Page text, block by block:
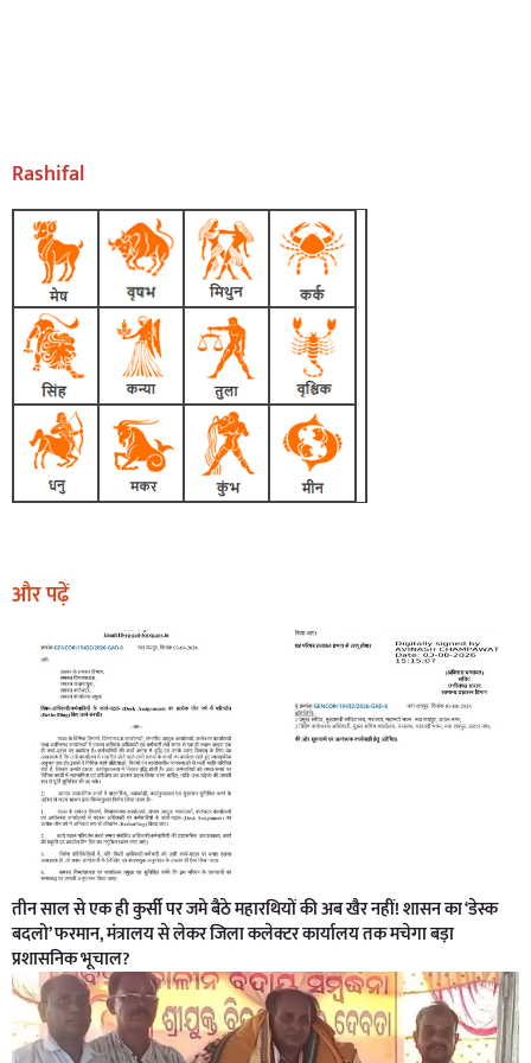
Rashifal
और पढ़ें
तीन साल से एक ही कुर्सी पर जमे बैठे महारथियों की अब खैर नहीं! शासन का ‘डेस्क
बदलो’ फरमान, मंत्रालय से लेकर जिला कलेक्टर कार्यालय तक मचेगा बड़ा
प्रशासनिक भूचाल?